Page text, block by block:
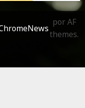
por AF
themes.
sobre las